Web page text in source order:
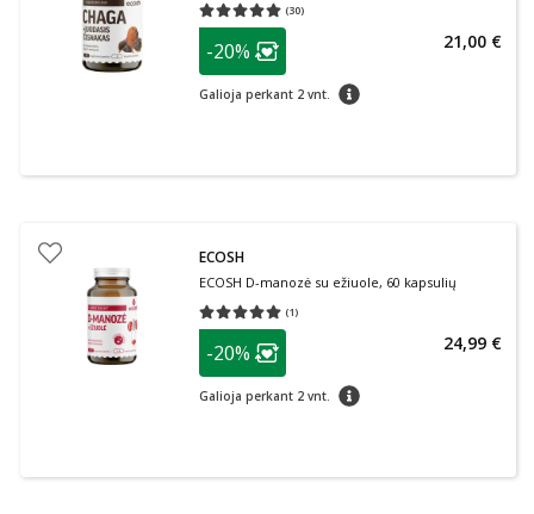
(30)
Vidutinis įvertinimas 5.00
patarimas
Lojalumo klubo narių nuolaida
-20%
Galioja perkant 2 vnt. patarimas
21,00 €
ECOSH
ECOSH D-manozė su ežiuole, 60 kapsulių
(1)
Vidutinis įvertinimas 5.00
patarimas
Lojalumo klubo narių nuolaida
-20%
Galioja perkant 2 vnt. patarimas
24,99 €